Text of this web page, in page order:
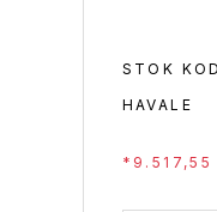
STOK
HAVALE
*9.517,55